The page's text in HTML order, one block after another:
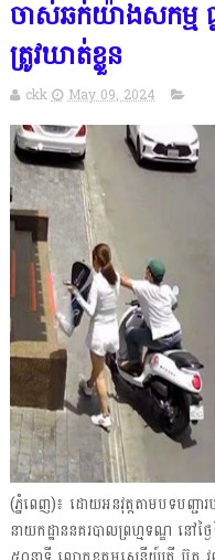
ចាស់ឆក់យ៉ាងសកម្ម​ ធ្ល
ត្រូវឃាត់ខ្លួន
ckk May 09, 2024
(ភ្នំពេញ)៖ ដោយអនវុត្តតាមបទបញ្ជ
នាយកដ្ឋាននគរបាលព្រហ្មទណ្ឌ នៅ